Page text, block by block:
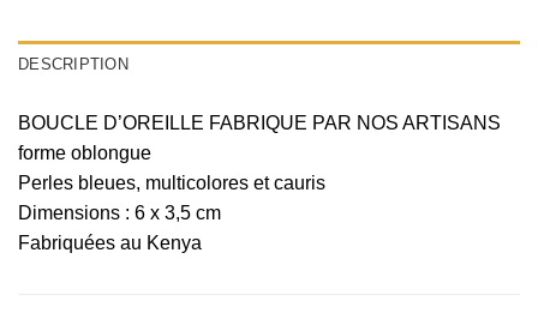
DESCRIPTION
BOUCLE D’OREILLE FABRIQUE PAR NOS ARTISANS
forme oblongue
Perles bleues, multicolores et cauris
Dimensions : 6 x 3,5 cm
Fabriquées au Kenya